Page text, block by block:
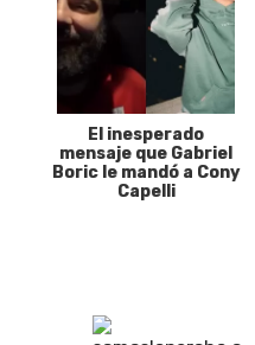
El inesperado
mensaje que Gabriel
Boric le mandó a Cony
Capelli